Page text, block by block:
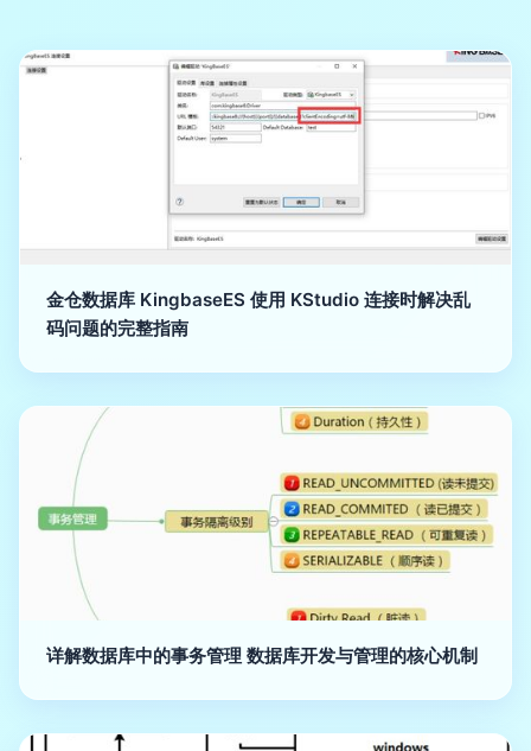
金仓数据库 KingbaseES 使用 KStudio 连接时解决乱
码问题的完整指南
详解数据库中的事务管理 数据库开发与管理的核心机制